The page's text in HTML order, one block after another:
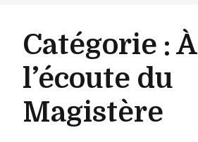
Catégorie : À
l’écoute du
Magistère